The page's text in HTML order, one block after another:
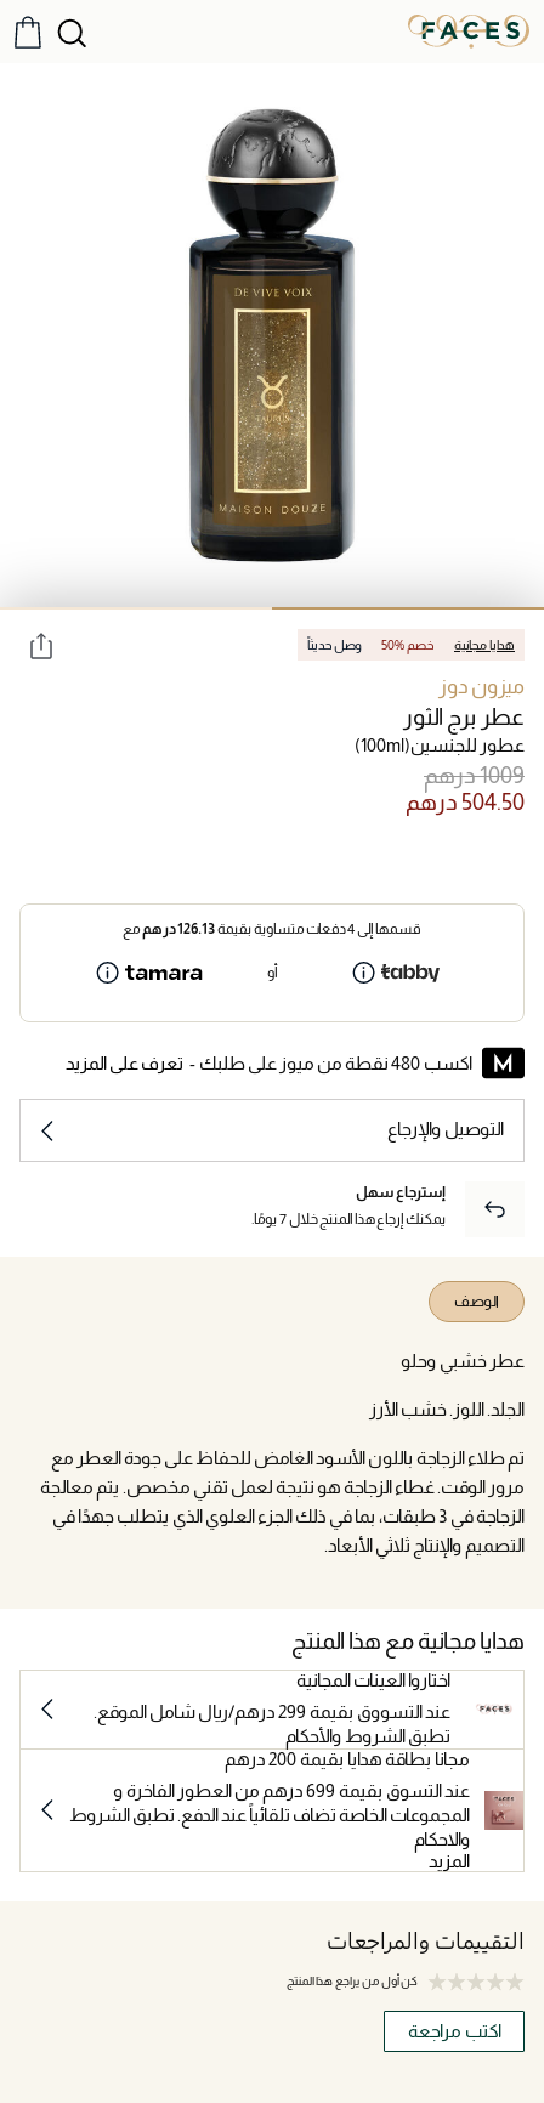
هدايا مجانية 50% خصم وصل حديثاً
ميزون دوز
عطر برج الثور
عطور للجنسين(100ml)
قسمها إلى 4 دفعات متساوية بقيمة 126.13درهممع
أو
اكسب 480 نقطة من ميوز على طلبك - تعرف على المزيد
التوصيل والإرجاع
إسترجاع سهل
يمكنك إرجاع هذا المنتج خلال 7 يومًا.
الوصف
عطر خشبي وحلو
الجلد. اللوز. خشب الأرز
تم طلاء الزجاجة باللون الأسود الغامض للحفاظ على جودة العطر مع
مرور الوقت. غطاء الزجاجة هو نتيجة لعمل تقني مخصص. يتم معالجة
الزجاجة في 3 طبقات، بما في ذلك الجزء العلوي الذي يتطلب جهدًا في
التصميم والإنتاج ثلاثي الأبعاد.
هدايا مجانية مع هذا المنتج
اختاروا العينات المجانية
عند التسووق بقيمة 299 درهم/ريال شامل الموقع.
تطبق الشروط والأحكام
مجانا بطاقة هدايا بقيمة 200 درهم
عند التسوق بقيمة 699 درهم من العطور الفاخرة و
المجموعات الخاصة تضاف تلقائياً عند الدفع. تطبق الشروط
والاحكام
المزيد
التقييمات والمراجعات
كن أول من يراجع هذا المنتج
اكتب مراجعة